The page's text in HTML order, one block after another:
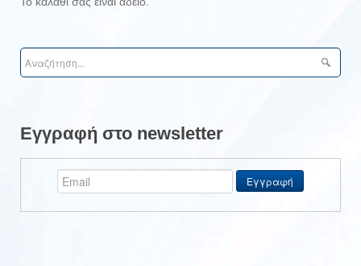
Εγγραφή στο newsletter